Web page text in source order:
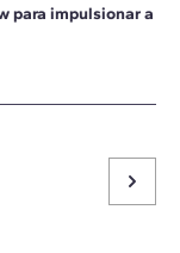
para impulsionar a